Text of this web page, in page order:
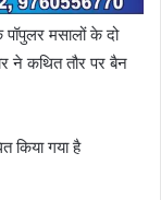
पॉपुलर मसालों के दो
ने कथित तौर पर बैन
किया गया है